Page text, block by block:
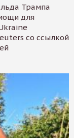
Трампа
для
со ссылкой